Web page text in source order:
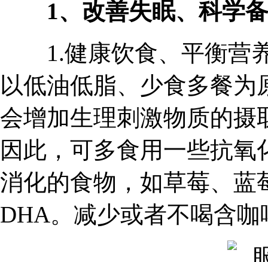
1、改善失眠、科学
1.健康饮食、平衡营养
以低油低脂、少食多餐
会增加生理刺激物质的摄
因此，可多食用一些抗
消化的食物，如草莓、蓝
DHA。减少或者不喝含